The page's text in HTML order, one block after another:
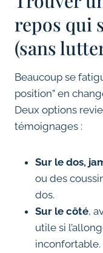
repos qui
(sans
Beaucoup se
position” en
Deux options
témoignages :
Sur le dos,
ou des
dos.
Sur le côté,
utile si
inconfortable.